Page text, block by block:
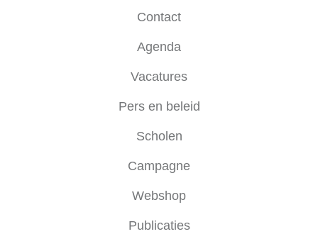
Contact
Agenda
Vacatures
Pers en beleid
Scholen
Campagne
Webshop
Publicaties